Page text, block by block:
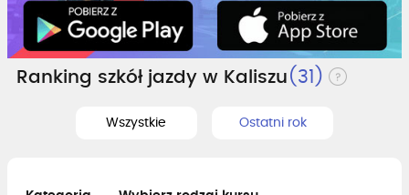
Ranking szkół jazdy w Kaliszu (31)
Wszystkie Ostatni rok